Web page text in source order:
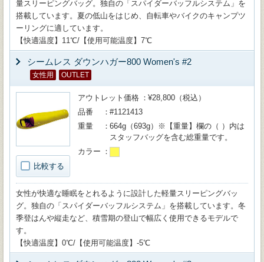
量スリーピングバッグ。独自の「スパイダーバッフルシステム」を
搭載しています。夏の低山をはじめ、自転車やバイクのキャンプツ
ーリングに適しています。
【快適温度】11℃/【使用可能温度】7℃
シームレス ダウンハガー800 Women's #2
女性用 OUTLET
比較する
アウトレット価格
¥28,800（税込）
品番
#1121413
重量
664g（693g）※【重量】欄の（ ）内は
スタッフバッグを含む総重量です。
カラー
女性が快適な睡眠をとれるように設計した軽量スリーピングバッ
グ。独自の「スパイダーバッフルシステム」を搭載しています。冬
季登はんや縦走など、積雪期の登山で幅広く使用できるモデルで
す。
【快適温度】0℃/【使用可能温度】-5℃